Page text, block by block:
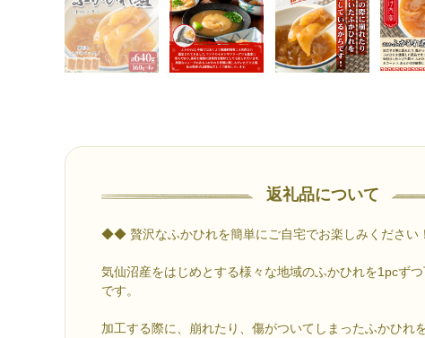
返礼品について
◆◆ 贅沢なふかひれを簡単にご自宅でお楽しみくださ
気仙沼産をはじめとする様々な地域のふかひれを1pcず
です。
加工する際に、崩れたり、傷がついてしまったふかひれ